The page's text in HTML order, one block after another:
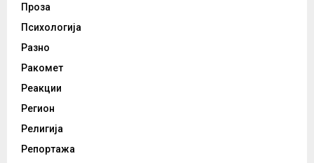
Проза
Психологија
Разно
Ракомет
Реакции
Регион
Религија
Репортажа